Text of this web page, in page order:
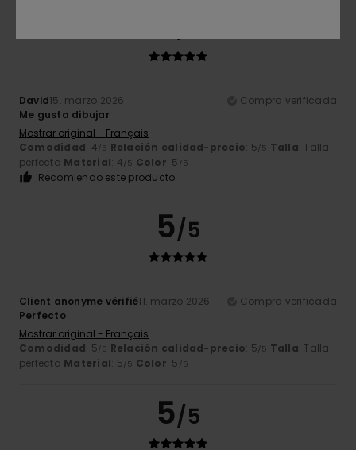
David15. marzo 2026
Compra verificada
Me gusta dibujar
Mostrar original - Français
Comodidad: 4/5 Relación calidad-precio: 5/5 Talla: Talla
perfecta Material: 4/5 Color: 5 /5
Recomiendo este producto
5/5
Client anonyme vérifié11. marzo 2026
Compra verificada
Perfecto
Mostrar original - Français
Comodidad: 5/5 Relación calidad-precio: 5/5 Talla: Talla
perfecta Material: 5/5 Color: 5 /5
5/5